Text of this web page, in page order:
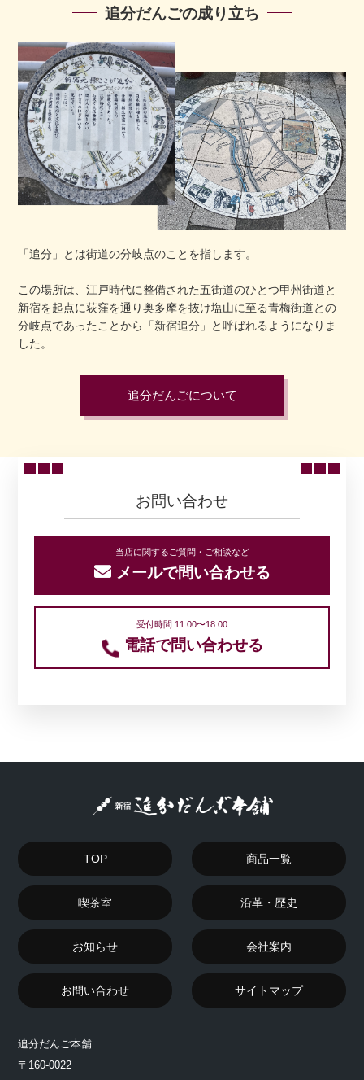
追分だんごの成り立ち
「追分」とは街道の分岐点のことを指します。
この場所は、江戸時代に整備された五街道のひとつ甲州街道と
新宿を起点に荻窪を通り奥多摩を抜け塩山に至る青梅街道との
分岐点であったことから「新宿追分」と呼ばれるようになりま
した。
追分だんごについて
お問い合わせ
当店に関するご質問・ご相談など
メールで問い合わせる
受付時間 11:00〜18:00
電話で問い合わせる
TOP 商品一覧
喫茶室 沿革・歴史
お知らせ 会社案内
お問い合わせ サイトマップ
追分だんご本舗
〒160-0022